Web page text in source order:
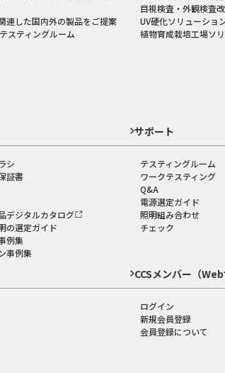
連した国内外の製品をご提案
スティングルーム
目視検査・外観検査
UV硬化ソリューショ
植物育成栽培工場ソ
シ
証書
デジタルカタログ
の選定ガイド
例集
事例集
サポート
テスティングルーム
ワークテスティング
Q&A
電源選定ガイド
照明組み合わせ
チェック
CCSメンバー（Web
ログイン
新規会員登録
会員登録について